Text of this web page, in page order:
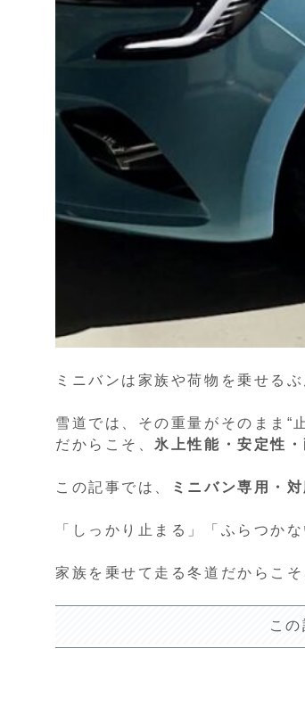
ミニバンは家族や荷物を乗せる
雪道では、その重量がそのまま“
だからこそ、 氷上性能・安定性
この記事では、 ミニバン専用・
「しっかり止まる」「ふらつか
家族を乗せて走る冬道だからこ
こ